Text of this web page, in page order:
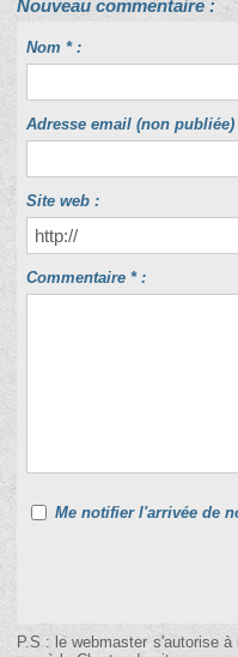
Nouveau commentaire :
Nom * :
Adresse email (non publiée)
Site web :
Commentaire * :
Me notifier l'arrivée de
P.S : le webmaster s'autorise